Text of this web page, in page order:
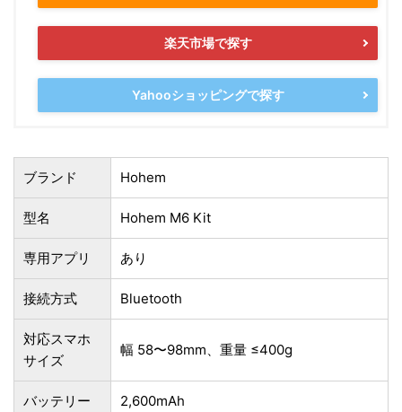
楽天市場で探す
Yahooショッピングで探す
ブランド Hohem
型名 Hohem M6 Kit
専用アプリ あり
接続方式 Bluetooth
対応スマホ
サイズ
幅 58〜98mm、重量 ≤400g
バッテリー 2,600mAh